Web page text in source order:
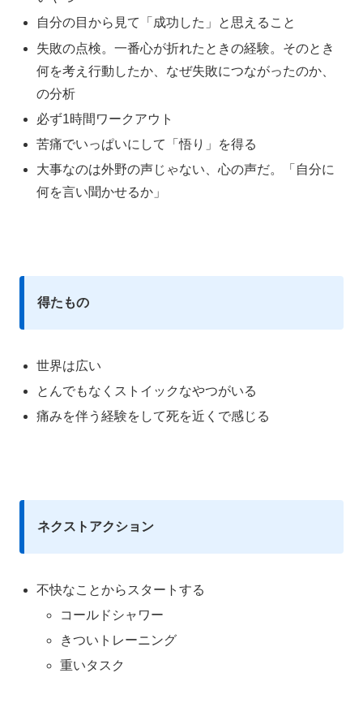
自分の目から見て「成功した」と思えること
失敗の点検。一番心が折れたときの経験。そのとき
何を考え行動したか、なぜ失敗につながったのか、
の分析
必ず1時間ワークアウト
苦痛でいっぱいにして「悟り」を得る
大事なのは外野の声じゃない、心の声だ。「自分に
何を言い聞かせるか」
得たもの
世界は広い
とんでもなくストイックなやつがいる
痛みを伴う経験をして死を近くで感じる
ネクストアクション
不快なことからスタートする
コールドシャワー
きついトレーニング
重いタスク